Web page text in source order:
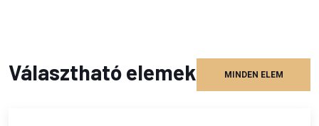
Választható elemek MINDEN ELEM